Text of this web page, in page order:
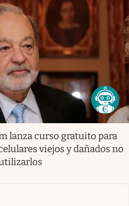
lanza curso gratuito para
viejos y dañados no